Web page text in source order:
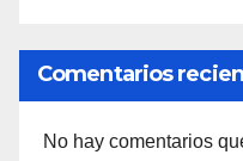
Comentarios
No hay comentarios